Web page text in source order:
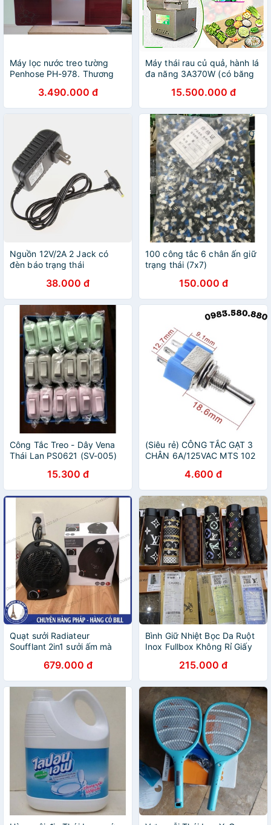
Máy lọc nước treo tường
Penhose PH-978. Thương
3.490.000 đ
Máy thái rau củ quả, hành lá
đa năng 3A370W (có băng
15.500.000 đ
Nguồn 12V/2A 2 Jack có
đèn báo trạng thái
38.000 đ
100 công tắc 6 chân ấn giữ
trạng thái (7x7)
150.000 đ
Công Tắc Treo - Dây Vena
Thái Lan PS0621 (SV-005)
15.300 đ
(Siêu rẻ) CÔNG TẮC GẠT 3
CHÂN 6A/125VAC MTS 102
103 ( 3 trạng thái ON-OFF-
ON ) CHÂN ĐỒNG
4.600 đ
Quạt sưởi Radiateur
Soufflant 2in1 sưởi ấm mà
toàn, nhỏ gọn tiện lợi
679.000 đ
Bình Giữ Nhiệt Bọc Da Ruột
Inox Fullbox Không Rỉ Giấy
A&ESHOP 766866
215.000 đ